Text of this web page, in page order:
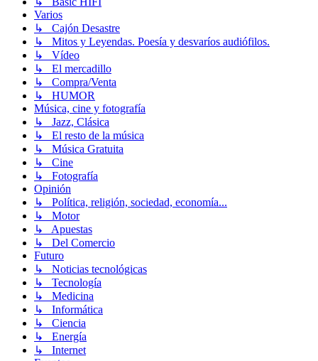
Varios
↳ Cajón Desastre
↳ Mitos y Leyendas. Poesía y desvaríos audiófilos.
↳ Vídeo
↳ El mercadillo
↳ Compra/Venta
↳ HUMOR
Música, cine y fotografía
↳ Jazz, Clásica
↳ El resto de la música
↳ Música Gratuita
↳ Cine
↳ Fotografía
Opinión
↳ Política, religión, sociedad, economía...
↳ Motor
↳ Apuestas
↳ Del Comercio
Futuro
↳ Noticias tecnológicas
↳ Tecnología
↳ Medicina
↳ Informática
↳ Ciencia
↳ Energía
↳ Internet